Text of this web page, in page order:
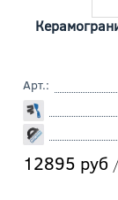
Арт.:
12895 руб